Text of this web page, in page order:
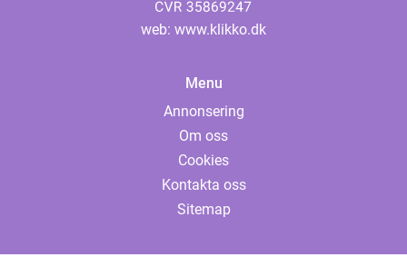
web: www.klikko.dk
Menu
Annonsering
Om oss
Cookies
Kontakta oss
Sitemap